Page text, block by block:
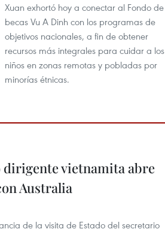
Xuan exhortó hoy a conectar al Fondo de
becas Vu A Dinh con los programas de
objetivos nacionales, a fin de obtener
recursos más integrales para cuidar a los
niños en zonas remotas y pobladas por
minorías étnicas.
vietnamita abre
Australia
de la visita de Estado del secretario